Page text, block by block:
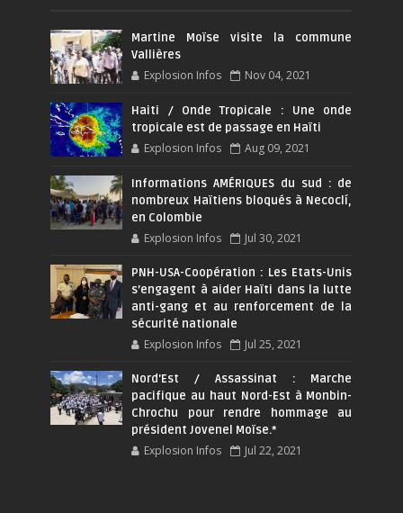
Martine Moïse visite la commune
Vallières
Explosion Infos Nov 04, 2021
Haiti / Onde Tropicale : Une onde
tropicale est de passage en Haïti
Explosion Infos Aug 09, 2021
Informations AMÉRIQUES du sud : de
nombreux Haïtiens bloqués à Necoclí,
en Colombie
Explosion Infos Jul 30, 2021
PNH-USA-Coopération : Les Etats-Unis
s’engagent à aider Haïti dans la lutte
anti-gang et au renforcement de la
sécurité nationale
Explosion Infos Jul 25, 2021
Nord'Est / Assassinat : Marche
pacifique au haut Nord-Est à Monbin-
Chrochu pour rendre hommage au
président Jovenel Moïse.*
Explosion Infos Jul 22, 2021